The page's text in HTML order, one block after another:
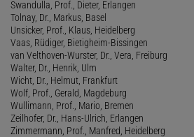
Swandulla, Prof., Dieter, Erlangen
Tolnay, Dr., Markus, Basel
Unsicker, Prof., Klaus, Heidelberg
Vaas, Rüdiger, Bietigheim-Bissingen
van Velthoven-Wurster, Dr., Vera, Freiburg
Walter, Dr., Henrik, Ulm
Wicht, Dr., Helmut, Frankfurt
Wolf, Prof., Gerald, Magdeburg
Wullimann, Prof., Mario, Bremen
Zeilhofer, Dr., Hans-Ulrich, Erlangen
Zimmermann, Prof., Manfred, Heidelberg